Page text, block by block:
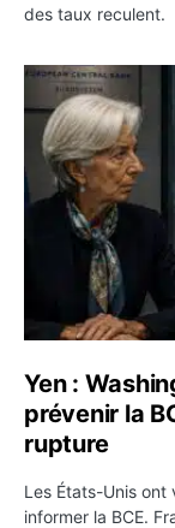
des taux reculent.
Yen :
Yen :
prévenir la
rupture
Les États-Unis ont
informer la BCE.